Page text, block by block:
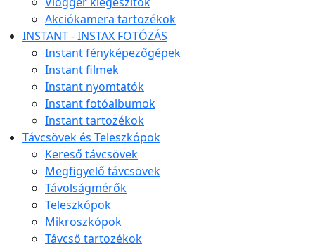
Akciókamera tartozékok
INSTANT - INSTAX FOTÓZÁS
Instant fényképezőgépek
Instant filmek
Instant nyomtatók
Instant fotóalbumok
Instant tartozékok
Távcsövek és Teleszkópok
Kereső távcsövek
Megfigyelő távcsövek
Távolságmérők
Teleszkópok
Mikroszkópok
Távcső tartozékok